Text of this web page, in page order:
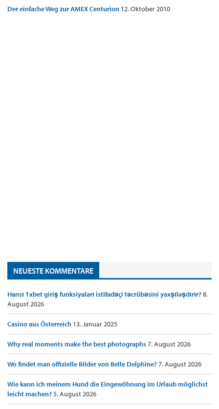
Der einfache Weg zur AMEX Centurion 12. Oktober 2010
NEUESTE KOMMENTARE
Hansı 1xbet giriş funksiyaları istifadəçi təcrübəsini yaxşılaşdırır?8.
August 2026
Casino aus Österreich 13. Januar 2025
Why real moments make the best photographs7. August 2026
Wo findet man offizielle Bilder von Belle Delphine?7. August 2026
Wie kann ich meinem Hund die Eingewöhnung im Urlaub möglichst
leicht machen?5. August 2026